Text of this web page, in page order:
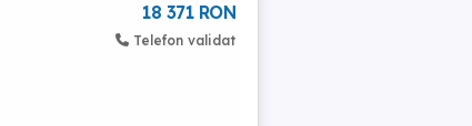
18 371 RON
Telefon validat